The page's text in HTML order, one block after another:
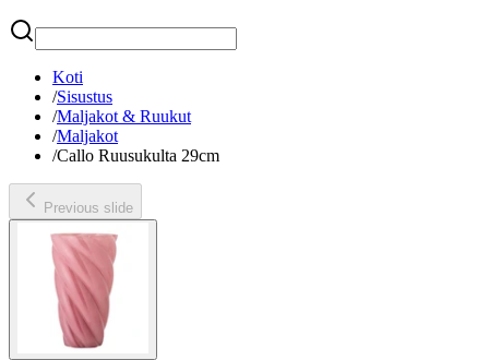
Etsi
Koti
/Sisustus
/Maljakot & Ruukut
/Maljakot
/Callo Ruusukulta 29cm
Previous slide